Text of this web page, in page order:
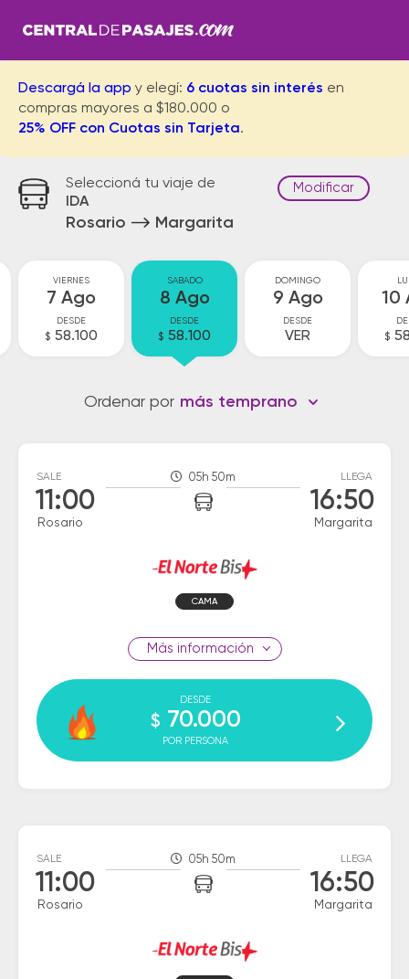
Descargá la app y elegí: 6 cuotas sin interés en
compras mayores a $180.000 o
25% OFF con Cuotas sin Tarjeta.
Seleccioná tu viaje de
IDA
Rosario Margarita
Modificar
VIERNES
7 Ago
DESDE
$ 58.100
SABADO
8 Ago
DESDE
$ 58.100
DOMINGO
9 Ago
DESDE
VER
10
$
Ordenar por más temprano
SALE
11:00
Rosario
05h 50m LLEGA
16:50
Margarita
CAMA
información
DESDE
$ 70.000
POR PERSONA
SALE
11:00
Rosario
05h 50m LLEGA
16:50
Margarita